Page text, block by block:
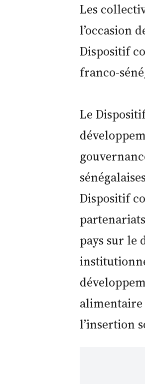
Les
l’occasion
Dispositif
franco-
Le
Dispositif
pays sur le
alimentaire
l’insertion